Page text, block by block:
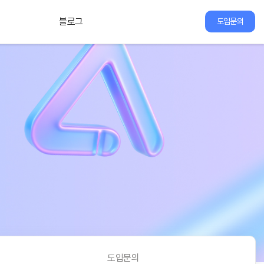
블로그 도입문의
도입문의